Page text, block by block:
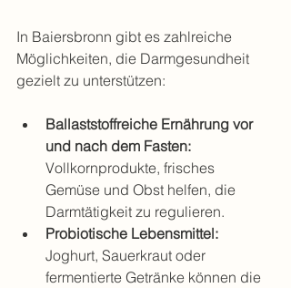
In Baiersbronn gibt es zahlreiche
Möglichkeiten, die Darmgesundheit
gezielt zu unterstützen:
Ballaststoffreiche Ernährung vor
und nach dem Fasten:
Vollkornprodukte, frisches
Gemüse und Obst helfen, die
Darmtätigkeit zu regulieren.
Probiotische Lebensmittel:
Joghurt, Sauerkraut oder
fermentierte Getränke können die